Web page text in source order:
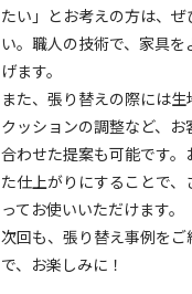
たい」とお考えの方は、
い。職人の技術で、家具
げます。
また、張り替えの際には生
クッションの調整など、お
合わせた提案も可能です。
た仕上がりにすることで、
ってお使いいただけます。
次回も、張り替え事例をご
で、お楽しみに！